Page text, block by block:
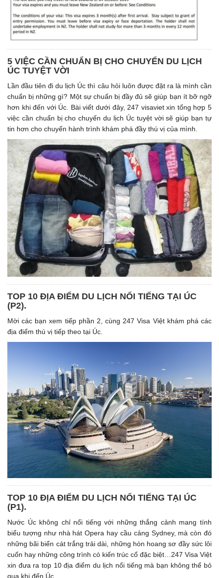
5 VIỆC CẦN CHUẨN BỊ CHO CHUYỂN DU LỊCH
ÚC TUYỆT VỜI
Lần đầu tiên đi du lịch Úc thì câu hỏi luôn được đặt ra là mình cần
chuẩn bị những gì? Một sự chuẩn bị đầy đủ sẽ giúp bạn ít bỡ ngỡ
hơn khi đến với Úc. Bài viết dưới đây, 247 visaviet xin tổng hợp 5
việc cần chuẩn bị cho chuyến du lịch Úc tuyệt vời sẽ giúp bạn tự
tin hơn cho chuyến hành trình khám phá đầy thú vị của mình.
TOP 10 ĐỊA ĐIỂM DU LỊCH NỔI TIẾNG TẠI ÚC
(P2).
Mời các bạn xem tiếp phần 2, cùng 247 Visa Việt khám phá các
địa điểm thú vị tiếp theo tại Úc.
TOP 10 ĐỊA ĐIỂM DU LỊCH NỔI TIẾNG TẠI ÚC
(P1). ​
Nước Úc không chỉ nổi tiếng với những thắng cảnh mang tính
biểu tượng như nhà hát Opera hay cầu cảng Sydney, mà còn đó
những bãi biển cát trắng trải dài, những hòn hoang sơ đầy sức lôi
cuốn hay những công trình có kiến trúc cổ đặc biệt…247 Visa Việt
xin đưa ra top 10 địa điểm du lịch nổi tiếng mà bạn không thể bỏ
qua khi đến Úc.